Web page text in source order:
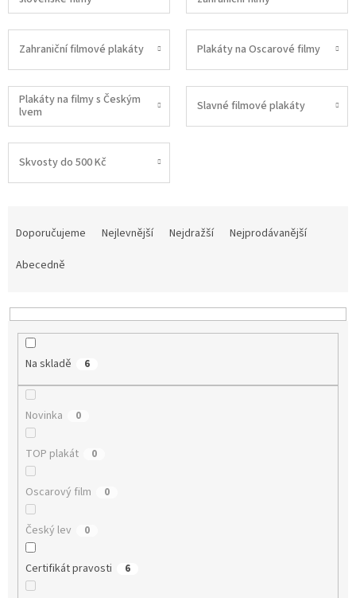
Zahraniční filmové plakáty Plakáty na Oscarové filmy
Plakáty na filmy s Českým
lvem
Slavné filmové plakáty
Skvosty do 500 Kč
p
Doporučujeme Nejlevnější Nejdražší
Nejprodávanější
Abecedně
Na skladě 6
Novinka 0
TOP plakát 0
Oscarový film 0
Český lev 0
Certifikát pravosti 6